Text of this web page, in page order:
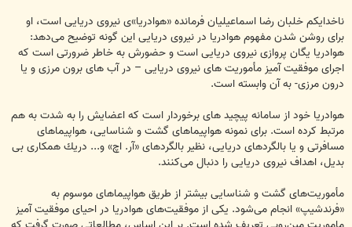
ناخدایكم خلبان رضا اسماعیلیان فرمانده «هوادریا»ی نیروى دریایى است، او
برای روشن شدن مفهوم هوادریا در نیروی دریایی این گونه توضیح می‌دهد:
هوادریا یگان پروازی نیروی دریایی است و حضورش به خاطر ضرورتی است كه
اجرای موفقیت آمیز مأموریت های نیروی دریایی – در آب های برون مرزی و یا
درون مرزی- به آن وابسته است.
هوادریا خود از سامانه پیچید های برخوردار است كه اعضایش را به شدت به هم
مرتبط كرده است. برای نمونه هواپیماهای گشت و شناسایی، هواپیماهای
مسافرتی و یا بالگردهای دریایی، نظیر بالگردهای «آر. اچ» و... دریك همكاری بی
بدیل، اهداف نیروی دریایی را دنبال می‌كنند.
مأموریت‌های گشت و شناسایی بیشتر از طریق هواپیماهای موسوم به
«فرندشیپ» انجام می‌شود. یكی از موفقیت‌های هوادریا در احیای موفقیت آمیز